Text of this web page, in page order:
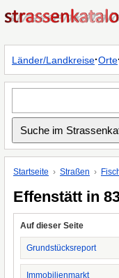
Länder/Landkreise·Orte·
Startseite Straßen
Effenstätt in
Auf dieser Seite
Grundstücksreport
Immobilienmarkt